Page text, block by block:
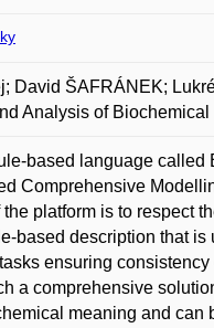
David ŠAFRÁNEK;
Analysis of
based language
Comprehensive
platform is to respect
based description that
ensuring
a comprehensive
meaning and can